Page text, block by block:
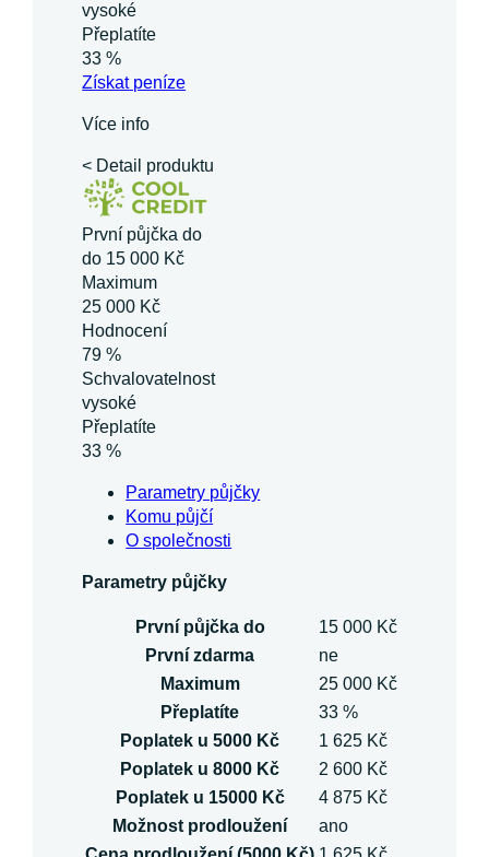
vysoké
Přeplatíte
33 %
Získatpeníze
Více info
< Detail produktu
První půjčka do
do 15 000 Kč
Maximum
25 000 Kč
Hodnocení
79 %
Schvalovatelnost
vysoké
Přeplatíte
33 %
Parametry půjčky
Komu půjčí
O společnosti
Parametry půjčky
První půjčka do
15 000 Kč
První zdarma
ne
Maximum
25 000 Kč
Přeplatíte
33 %
Poplatek u 5000 Kč
1 625 Kč
Poplatek u 8000 Kč
2 600 Kč
Poplatek u 15000 Kč
4 875 Kč
Možnost prodloužení
ano